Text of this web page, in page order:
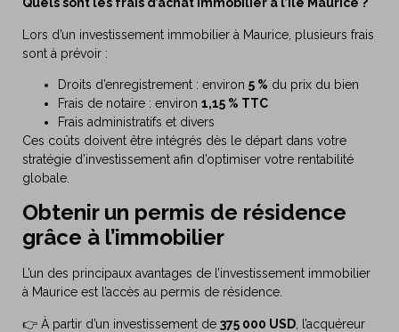
Quels sont les frais d’achat immobilier à l’île Maurice ?
Lors d’un investissement immobilier à Maurice, plusieurs frais
sont à prévoir :
Droits d’enregistrement : environ 5 % du prix du bien
Frais de notaire : environ 1,15 % TTC
Frais administratifs et divers
Ces coûts doivent être intégrés dès le départ dans votre
stratégie d’investissement afin d’optimiser votre rentabilité
globale.
Obtenir un permis de résidence
grâce à l’immobilier
L’un des principaux avantages de l’investissement immobilier
à Maurice est l’accès au permis de résidence.
👉 À partir d’un investissement de 375 000 USD , l’acquéreur